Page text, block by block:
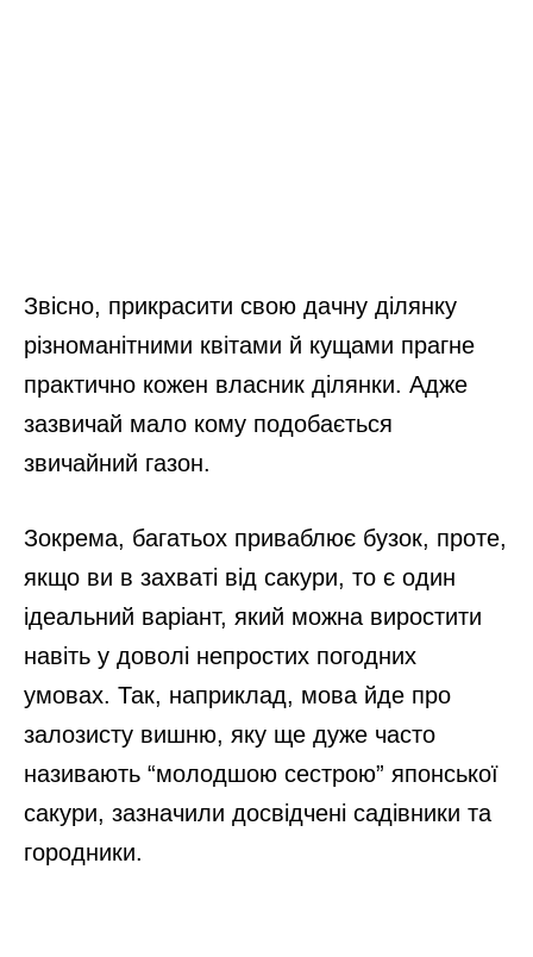
Звісно, прикрасити свою дачну ділянку
різноманітними квітами й кущами прагне
практично кожен власник ділянки. Адже
зазвичай мало кому подобається
звичайний газон.
Зокрема, багатьох приваблює бузок, проте,
якщо ви в захваті від сакури, то є один
ідеальний варіант, який можна виростити
навіть у доволі непростих погодних
умовах. Так, наприклад, мова йде про
залозисту вишню, яку ще дуже часто
називають “молодшою сестрою” японської
сакури, зазначили досвідчені садівники та
городники.